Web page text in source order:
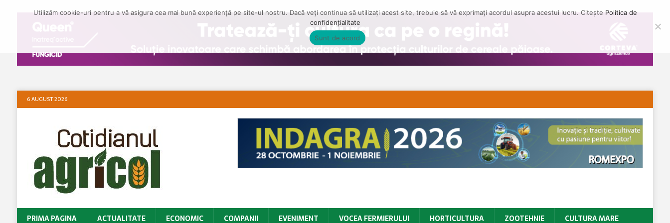
6 AUGUST 2026
PRIMA PAGINA ACTUALITATE ECONOMIC COMPANII EVENIMENT VOCEA FERMIERULUI HORTICULTURA ZOOTEHNIE
CULTURA MARE
Utilizăm cookie-uri pentru a vă asigura cea mai bună experiență pe site-ul nostru. Dacă veți continua să utilizați acest site, trebuie să vă exprimați acordul asupra acestui lucru. Citește Politica de
confidențialitate
Sunt de acord